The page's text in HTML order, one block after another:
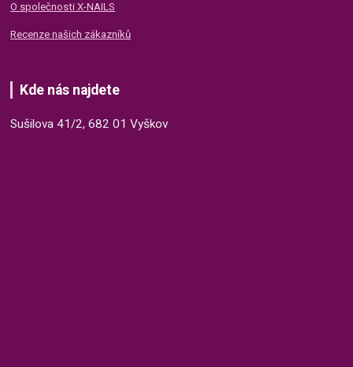
O společnosti X-NAILS
Recenze našich zákazníků
Kde nás najdete
Sušilova 41/2, 682 01 Vyškov